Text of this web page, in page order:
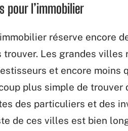
pour l’immobilier
réserve encore
Les grandes villes
et encore moins
plus simple de trouver
des particuliers et des
de ces villes est bien